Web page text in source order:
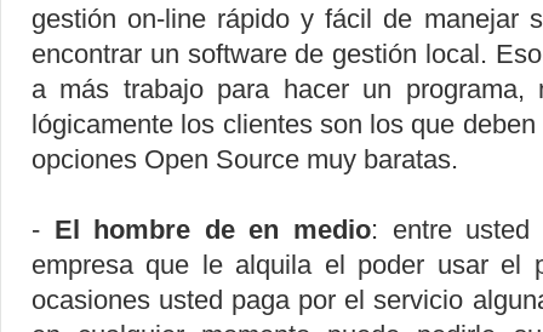
gestión on-line rápido y fácil de manejar
encontrar un software de gestión local.
a más trabajo para hacer un programa,
lógicamente los clientes son los que
opciones Open Source muy baratas.
- El hombre de en medio: entre
empresa que le alquila el poder usar el
ocasiones usted paga por el servicio